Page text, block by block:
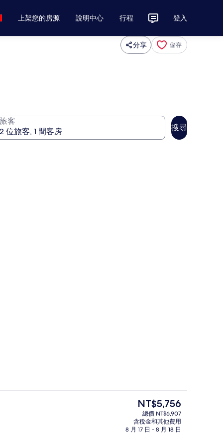
上架您的房源 說明中心 行程 登入
分享 儲存
旅客
搜尋
三溫暖烤箱、浴缸、蒸氣室、美體療程、芳療高級套房 (Four-Poster) | 客房內保險
目
前
的
價
NT$5,756
總價 NT$6,907
含稅金和其他費用
8 月 17 日 - 8 月 18 日